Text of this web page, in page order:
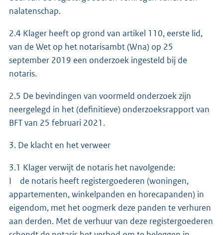
nalatenschap.
2.4 Klager heeft op grond van artikel 110, eerste lid,
van de Wet op het notarisambt (Wna) op 25
september 2019 een onderzoek ingesteld bij de
notaris.
2.5 De bevindingen van voormeld onderzoek zijn
neergelegd in het (definitieve) onderzoeksrapport van
BFT van 25 februari 2021.
3. De klacht en het verweer
3.1 Klager verwijt de notaris het navolgende:
I de notaris heeft registergoederen (woningen,
appartementen, winkelpanden en horecapanden) in
eigendom, met het oogmerk deze panden te verhuren
aan derden. Met de verhuur van deze registergoederen